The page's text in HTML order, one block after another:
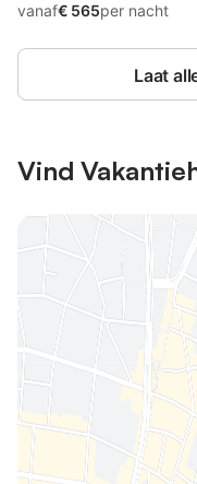
vanaf€ 565per nacht
Laat
Vind